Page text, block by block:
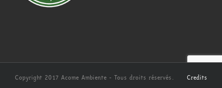
Copyright 2017 Acome Ambiente - Tous droits réservés. Credits